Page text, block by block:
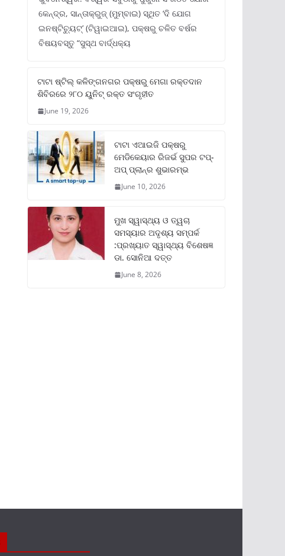
କେନ୍ଦ୍ର, ସାନ୍ତାକ୍ରୁଜ୍ (ମୁମ୍ବାଇ) ସ୍ଥିତ ‘ଦି ଯୋଗ
ଇନଷ୍ଟିଚ୍ୟୁଟ୍‌’ (ଟିୱାଇଆଇ), ପକ୍ଷରୁ ଚଳିତ ବର୍ଷର
ବିଷୟବସ୍ତୁ “ସୁସ୍ଥ ବାର୍ଦ୍ଧକ୍ୟ
ଟାଟା ଷ୍ଟିଲ୍‌ କଳିଙ୍ଗନଗର ପକ୍ଷରୁ ମେଗା ରକ୍ତଦାନ
ଶିବିରରେ ୨୮୦ ୟୁନିଟ୍‌ ରକ୍ତ ସଂଗୃହୀତ
June 19, 2026
ଟାଟା ଏଆଇଜି ପକ୍ଷରୁ
ମେଡିକେୟାର ରିଜର୍ଭ ସୁପର ଟପ୍‌-
ଅପ୍ ପ୍ଲାନ୍‌ର ଶୁଭାରମ୍ଭ
June 10, 2026
ମୁଖ ସ୍ୱାସ୍ଥ୍ୟ ଓ ତ୍ୱଚା
ସମସ୍ୟାର ଅଦୃଶ୍ୟ ସମ୍ପର୍କ
:ପ୍ରଖ୍ୟାତ ସ୍ୱାସ୍ଥ୍ୟ ବିଶେଷଜ୍ଞ
ଡା. ସୋନିଆ ଦତ୍ତ
June 8, 2026